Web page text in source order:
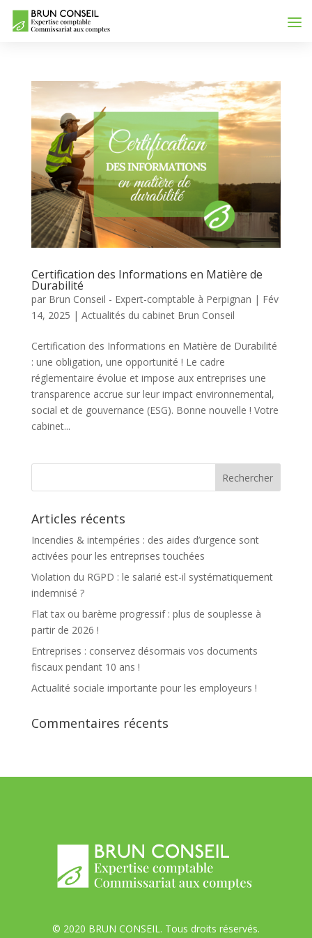
Certification des Informations en Matière de
Durabilité
par Brun Conseil - Expert-comptable à Perpignan | Fév
14, 2025 | Actualités du cabinet Brun Conseil
Certification des Informations en Matière de Durabilité
: une obligation, une opportunité ! Le cadre
réglementaire évolue et impose aux entreprises une
transparence accrue sur leur impact environnemental,
social et de gouvernance (ESG). Bonne nouvelle ! Votre
cabinet...
Articles récents
Incendies & intempéries : des aides d’urgence sont
activées pour les entreprises touchées
Violation du RGPD : le salarié est-il systématiquement
indemnisé ?
Flat tax ou barème progressif : plus de souplesse à
partir de 2026 !
Entreprises : conservez désormais vos documents
fiscaux pendant 10 ans !
Actualité sociale importante pour les employeurs !
Commentaires récents
© 2020 BRUN CONSEIL. Tous droits réservés.